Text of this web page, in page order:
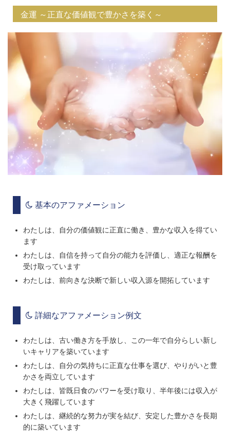
金運 ～正直な価値観で豊かさを築く～
基本のアファメーション
わたしは、自分の価値観に正直に働き、豊かな収入を得てい
ます
わたしは、自信を持って自分の能力を評価し、適正な報酬を
受け取っています
わたしは、前向きな決断で新しい収入源を開拓しています
詳細なアファメーション例文
わたしは、古い働き方を手放し、この一年で自分らしい新し
いキャリアを築いています
わたしは、自分の気持ちに正直な仕事を選び、やりがいと豊
かさを両立しています
わたしは、皆既日食のパワーを受け取り、半年後には収入が
大きく飛躍しています
わたしは、継続的な努力が実を結び、安定した豊かさを長期
的に築いています